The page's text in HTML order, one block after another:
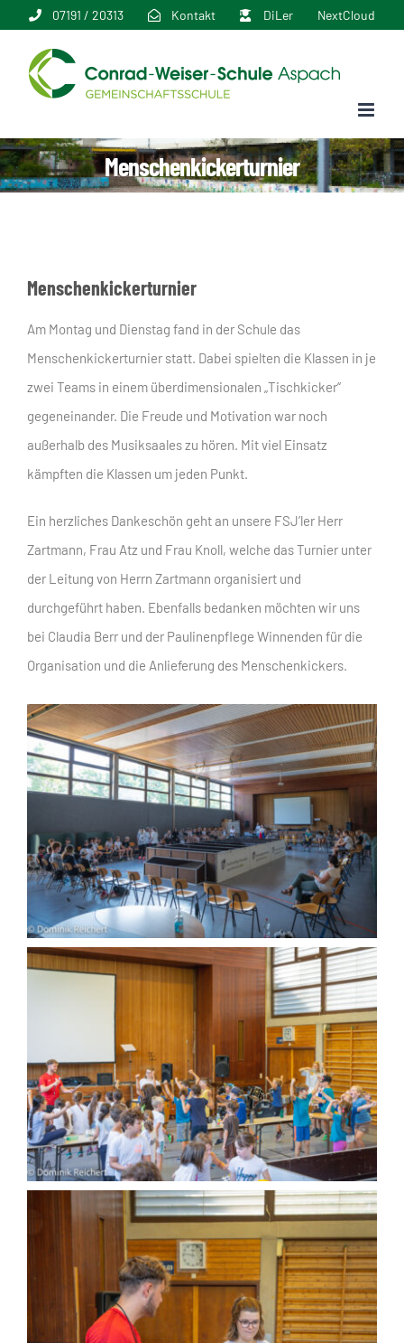
springen
07191 / 20313 Kontakt DiLer NextCloud
Menschenkickerturnier
Menschenkickerturnier
Am Montag und Dienstag fand in der Schule das
Menschenkickerturnier statt. Dabei spielten die Klassen in je
zwei Teams in einem überdimensionalen „Tischkicker“
gegeneinander. Die Freude und Motivation war noch
außerhalb des Musiksaales zu hören. Mit viel Einsatz
kämpften die Klassen um jeden Punkt.
Ein herzliches Dankeschön geht an unsere FSJ’ler Herr
Zartmann, Frau Atz und Frau Knoll, welche das Turnier unter
der Leitung von Herrn Zartmann organisiert und
durchgeführt haben. Ebenfalls bedanken möchten wir uns
bei Claudia Berr und der Paulinenpflege Winnenden für die
Organisation und die Anlieferung des Menschenkickers.